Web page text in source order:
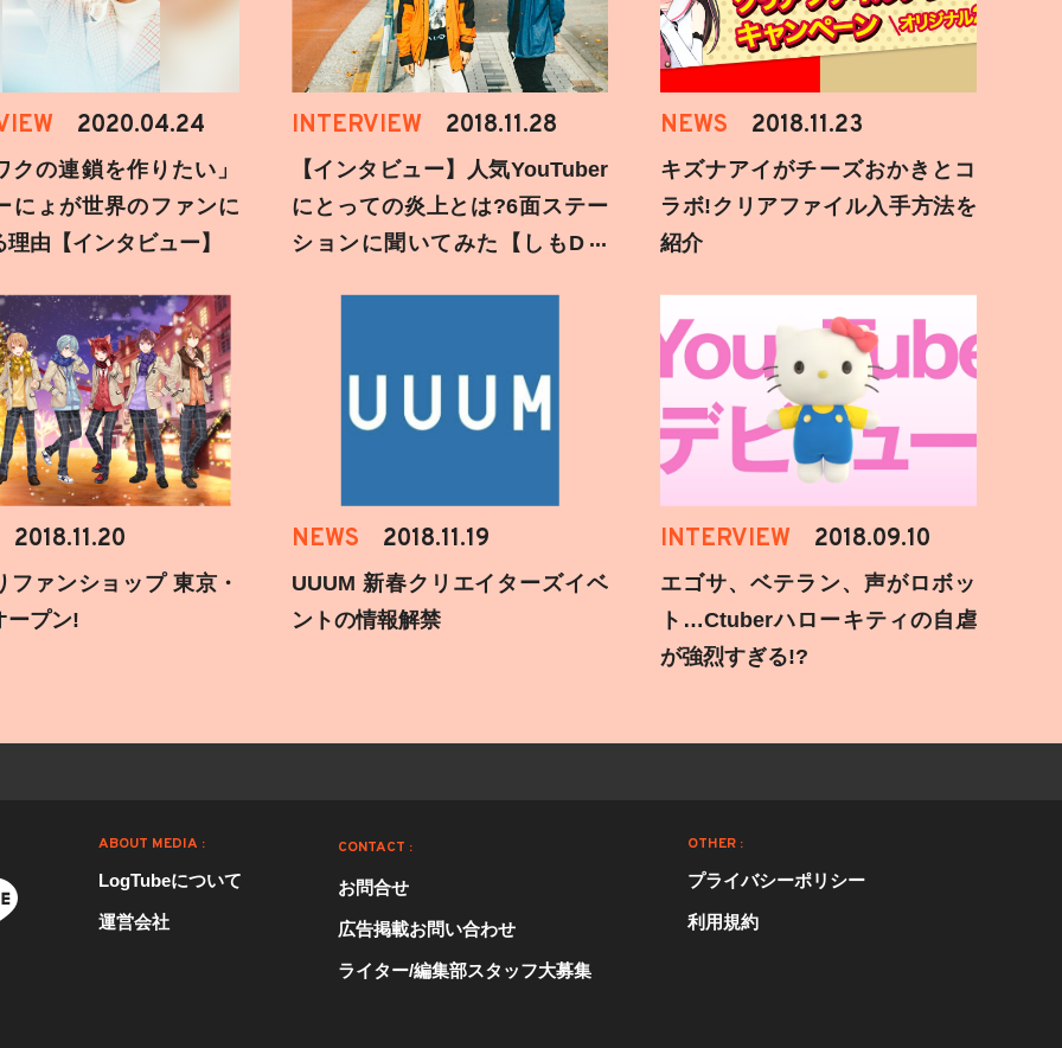
2020.04.24
クの連鎖を作りたい」
にょが世界のファンに
由【インタビュー】
INTERVIEW 2018.11.28
【インタビュー】人気YouTuber
にとっての炎上とは?6面ステー
ションに聞いてみた【しもD遅
NEWS 2018.11.23
キズナアイがチーズおかきとコ
ラボ!クリアファイル入手方法を
紹介
2018.11.20
ファンショップ 東京・
ープン!
NEWS 2018.11.19
UUUM 新春クリエイターズイベ
ントの情報解禁
INTERVIEW 2018.09.10
エゴサ、ベテラン、声がロボッ
ト…Ctuberハローキティの自虐
が強烈すぎる!?
ABOUT MEDIA :
LogTubeについて
運営会社
CONTACT :
お問合せ
広告掲載お問い合わせ
ライター/編集部スタッフ大募集
OTHER :
プライバシーポリシー
利用規約